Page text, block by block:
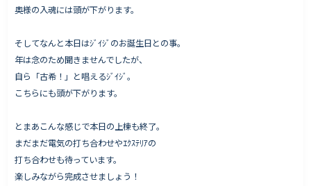
奥様の入魂には頭が下がります。
そしてなんと本日はｼﾞｲｼﾞのお誕生日との事。
年は念のため聞きませんでしたが、
自ら「古希！」と唱えるｼﾞｲｼﾞ。
こちらにも頭が下がります。
とまあこんな感じで本日の上棟も終了。
まだまだ電気の打ち合わせやｴｸｽﾃﾘｱの
打ち合わせも待っています。
楽しみながら完成させましょう！